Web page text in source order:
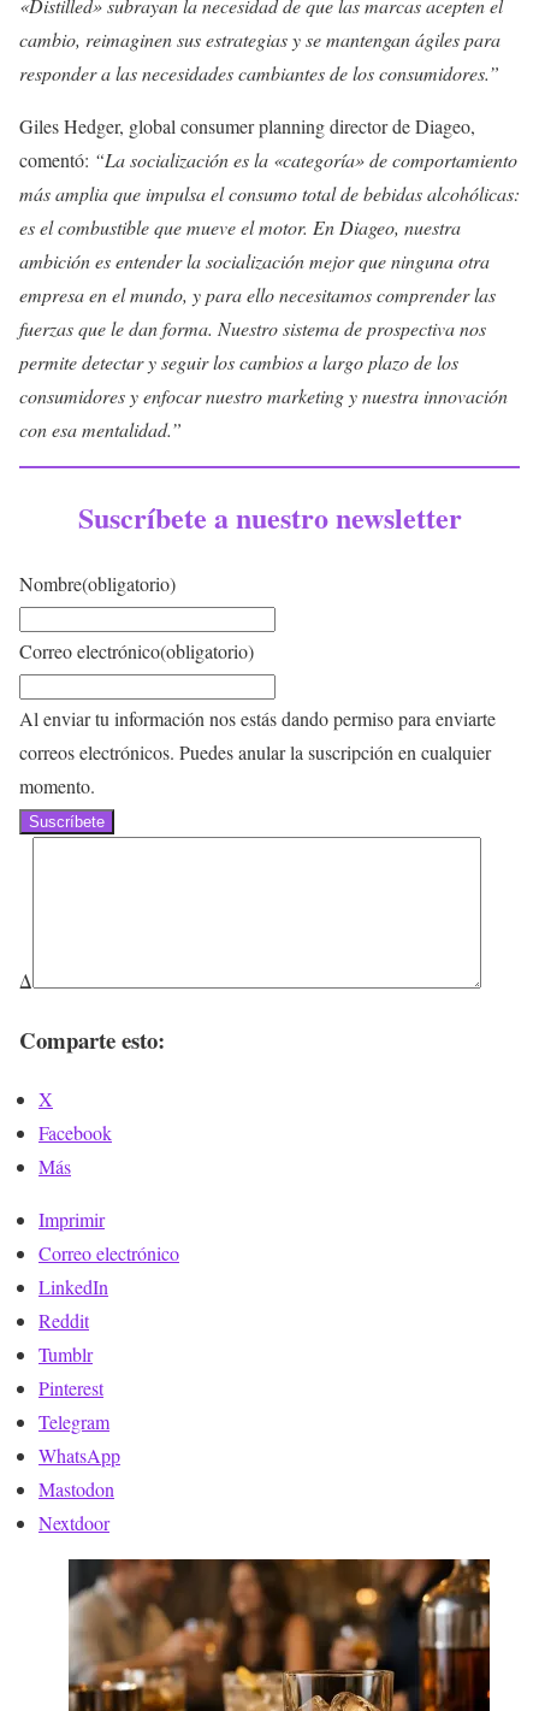
«Distilled» subrayan la necesidad de que las marcas acepten el
cambio, reimaginen sus estrategias y se mantengan ágiles para
responder a las necesidades cambiantes de los consumidores.”
Giles Hedger, global consumer planning director de Diageo,
comentó: “La socialización es la «categoría» de comportamiento
más amplia que impulsa el consumo total de bebidas alcohólicas:
es el combustible que mueve el motor. En Diageo, nuestra
ambición es entender la socialización mejor que ninguna otra
empresa en el mundo, y para ello necesitamos comprender las
fuerzas que le dan forma. Nuestro sistema de prospectiva nos
permite detectar y seguir los cambios a largo plazo de los
consumidores y enfocar nuestro marketing y nuestra innovación
con esa mentalidad.”
Suscríbete a nuestro newsletter
Nombre(obligatorio)
Correo electrónico(obligatorio)
Al enviar tu información nos estás dando permiso para enviarte
correos electrónicos. Puedes anular la suscripción en cualquier
momento.
Suscríbete
Δ
Comparte esto:
X
Facebook
Más
Imprimir
Correo electrónico
LinkedIn
Reddit
Tumblr
Pinterest
Telegram
WhatsApp
Mastodon
Nextdoor